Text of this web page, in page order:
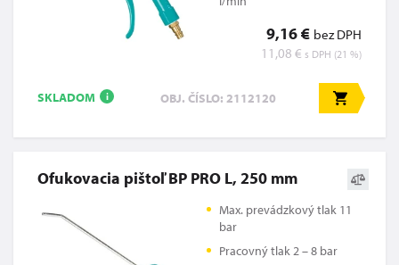
9,16 € bez DPH
11,08 € s DPH (21 %)
SKLADOM i OBJ. ČÍSLO: 2112120
Ofukovacia pištoľ BP PRO L, 250 mm
Max. prevádzkový tlak 11
bar
Pracovný tlak 2 – 8 bar